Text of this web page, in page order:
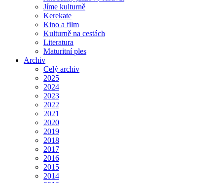
Jíme kulturně
Kerekate
Kino a film
Kulturně na cestách
Literatura
Maturitní ples
Archiv
Celý archiv
2025
2024
2023
2022
2021
2020
2019
2018
2017
2016
2015
2014